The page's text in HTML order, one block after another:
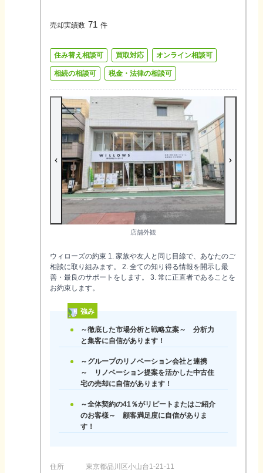
売却実績数 71 件
住み替え相談可 買取対応 オンライン相談可
相続の相談可 税金・法律の相談可
店舗外観
ウィローズの約束 1. 家族や友人と同じ目線で、あなたのご
相談に取り組みます。 2. 全ての知り得る情報を開示し最
善・最良のサポートをします。 3. 常に正直者であることを
お約束します。
強み
～徹底した市場分析と戦略立案～ 分析力
と集客に自信があります！
～グループのリノベーション会社と連携
～ リノベーション提案を活かした中古住
宅の売却に自信があります！
～全体契約の41％がリピートまたはご紹介
のお客様～ 顧客満足度に自信がありま
す！
住所
東京都品川区小山台1-21-11